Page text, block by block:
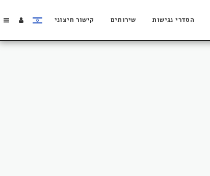
הסדרי נגישות שירותים קישור חיצוני